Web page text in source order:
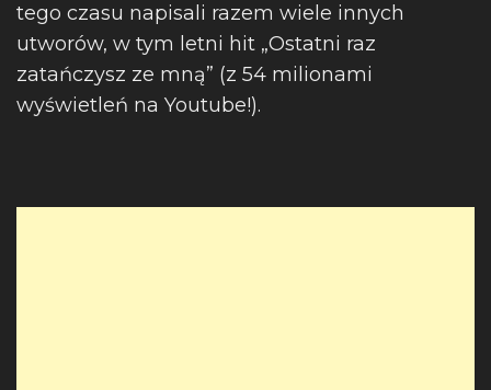
tego czasu napisali razem wiele innych
utworów, w tym letni hit „Ostatni raz
zatańczysz ze mną” (z 54 milionami
wyświetleń na Youtube!).